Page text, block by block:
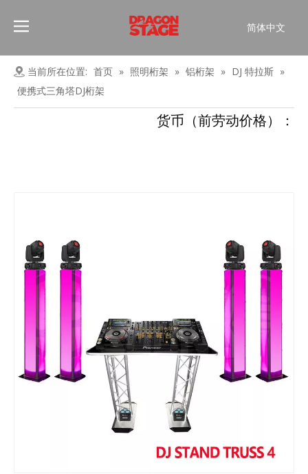
简体中文
Pусский
Français
العربية
当前所在位置: 首页 » 照明桁架 » 铝桁架 » DJ 特拉斯 »
便携式三角塔DJ桁架
货币（前劳动价格）：